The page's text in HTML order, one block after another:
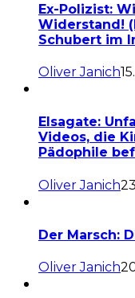
Ex-Polizist:
Widerstand!
Schubert im
Oliver Janich
Elsagate:
Videos, die
Pädophile
Oliver Janich
Der Marsch:
Oliver Janich